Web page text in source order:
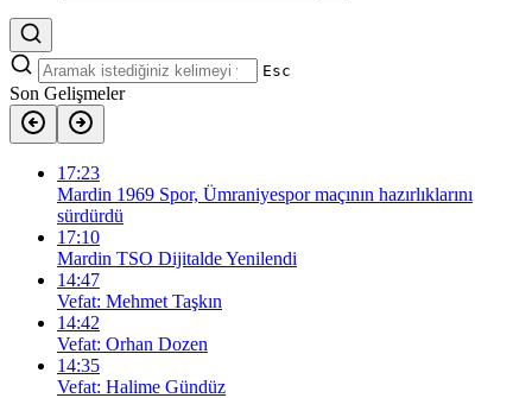
Esc
Son Gelişmeler
17:23
Mardin 1969 Spor, Ümraniyespor maçının hazırlıklarını
sürdürdü
17:10
Mardin TSO Dijitalde Yenilendi
14:47
Vefat: Mehmet Taşkın
14:42
Vefat: Orhan Dozen
14:35
Vefat: Halime Gündüz